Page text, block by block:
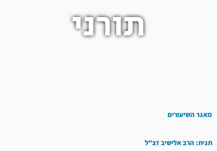
תורני
מאגר השיעורים
תגית: הרב אלישיב זצ"ל